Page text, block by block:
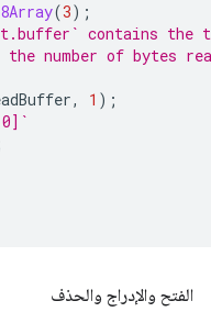
(3);
contains the
number of bytes
, 1 );
الفتح والإدراج والحذف